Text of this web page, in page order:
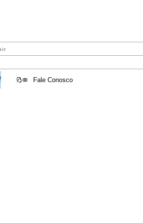
Fale Conosco